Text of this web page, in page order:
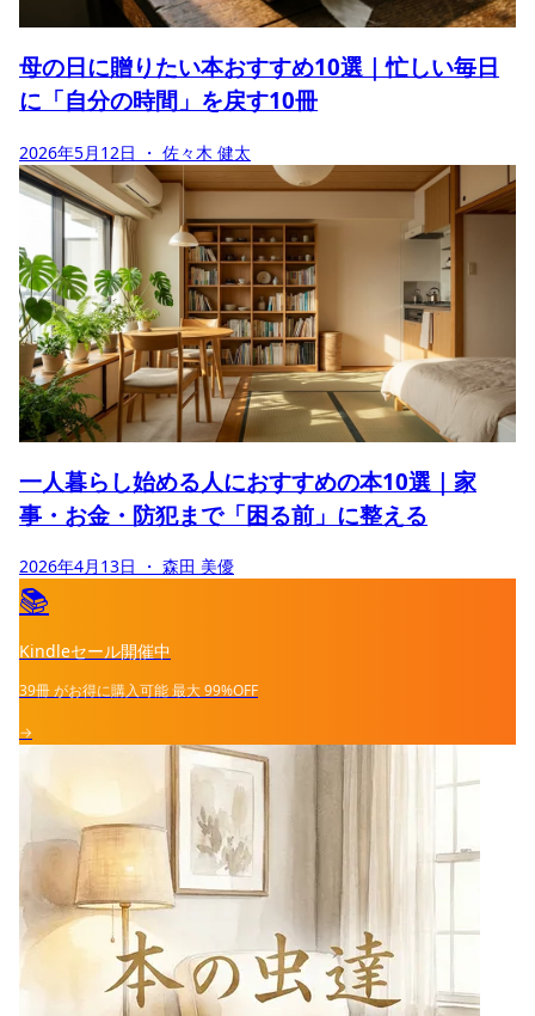
母の日に贈りたい本おすすめ10選｜忙しい毎日
に「自分の時間」を戻す10冊
2026年5月12日 ・ 佐々木 健太
一人暮らし始める人におすすめの本10選｜家
事・お金・防犯まで「困る前」に整える
2026年4月13日 ・ 森田 美優
📚
Kindleセール開催中
39冊がお得に購入可能最大99%OFF
→